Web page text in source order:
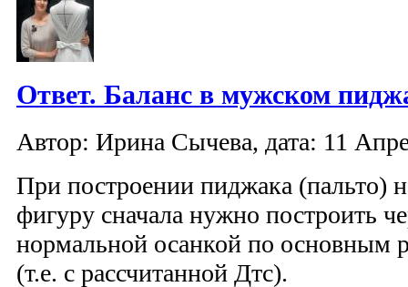
Ответ. Баланс в мужском
Автор: Ирина Сычева, дата: 11
При построении пиджака (пальто)
фигуру сначала нужно построить
нормальной осанкой по основным
(т.е. с рассчитанной Дтс).